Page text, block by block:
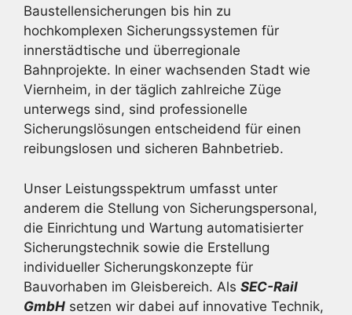
Baustellensicherungen bis hin zu
hochkomplexen Sicherungssystemen für
innerstädtische und überregionale
Bahnprojekte. In einer wachsenden Stadt wie
Viernheim, in der täglich zahlreiche Züge
unterwegs sind, sind professionelle
Sicherungslösungen entscheidend für einen
reibungslosen und sicheren Bahnbetrieb.
Unser Leistungsspektrum umfasst unter
anderem die Stellung von Sicherungspersonal,
die Einrichtung und Wartung automatisierter
Sicherungstechnik sowie die Erstellung
individueller Sicherungskonzepte für
Bauvorhaben im Gleisbereich. Als SEC-Rail
GmbH setzen wir dabei auf innovative Technik,